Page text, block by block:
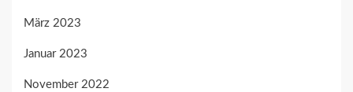
März 2023
Januar 2023
November 2022